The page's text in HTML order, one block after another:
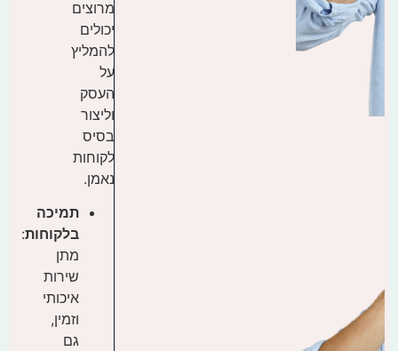
מרוצים
יכולים
להמליץ
על
העסק
וליצור
בסיס
לקוחות
נאמן.
תמיכה
בלקוחות:
מתן
שירות
איכותי
וזמין,
גם